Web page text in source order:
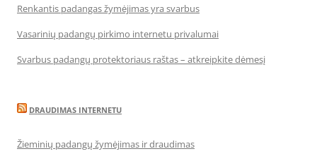
Renkantis padangas žymėjimas yra svarbus
Vasarinių padangų pirkimo internetu privalumai
Svarbus padangų protektoriaus raštas – atkreipkite dėmesį
DRAUDIMAS INTERNETU
Žieminių padangų žymėjimas ir draudimas